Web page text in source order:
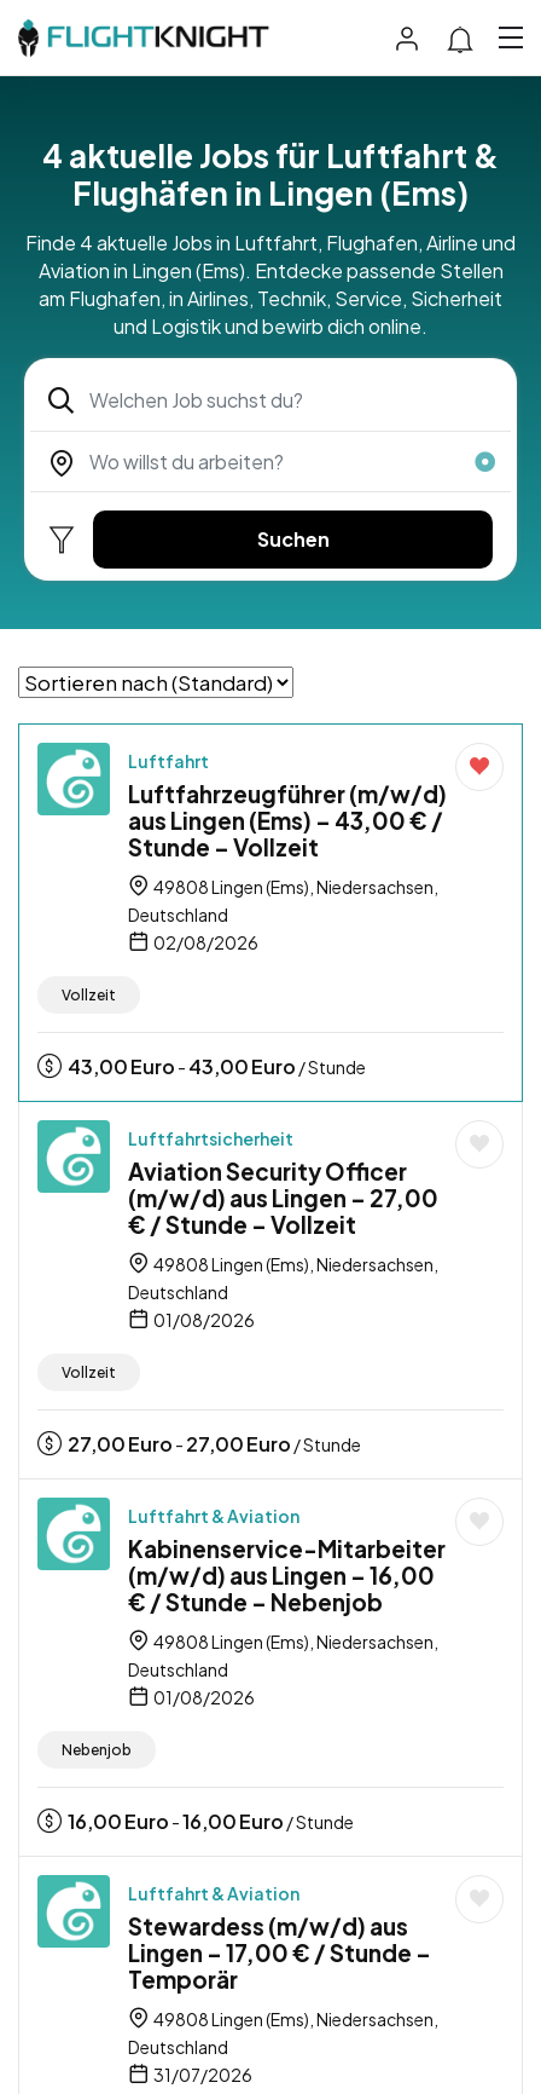
4 aktuelle Jobs für Luftfahrt &
Flughäfen in Lingen (Ems)
Finde 4 aktuelle Jobs in Luftfahrt, Flughafen, Airline und
Aviation in Lingen (Ems). Entdecke passende Stellen
am Flughafen, in Airlines, Technik, Service, Sicherheit
und Logistik und bewirb dich online.
Suchen
Luftfahrt
Luftfahrzeugführer (m/w/d)
aus Lingen (Ems) – 43,00 € /
Stunde – Vollzeit
49808 Lingen (Ems), Niedersachsen,
Deutschland
02/08/2026
Vollzeit
43,00Euro - 43,00Euro / Stunde
Luftfahrtsicherheit
Aviation Security Officer
(m/w/d) aus Lingen – 27,00
€ / Stunde – Vollzeit
49808 Lingen (Ems), Niedersachsen,
Deutschland
01/08/2026
Vollzeit
27,00Euro - 27,00Euro / Stunde
Luftfahrt & Aviation
Kabinenservice-Mitarbeiter
(m/w/d) aus Lingen – 16,00
€ / Stunde – Nebenjob
49808 Lingen (Ems), Niedersachsen,
Deutschland
01/08/2026
Nebenjob
16,00Euro -16,00Euro / Stunde
Luftfahrt & Aviation
Stewardess (m/w/d) aus
Lingen – 17,00 € / Stunde –
Temporär
49808 Lingen (Ems), Niedersachsen,
Deutschland
31/07/2026